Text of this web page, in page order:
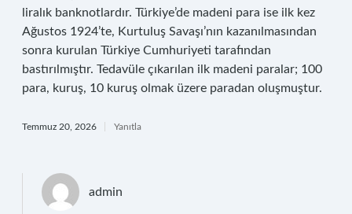
liralık banknotlardır. Türkiye’de madeni para ise ilk kez
Ağustos 1924’te, Kurtuluş Savaşı’nın kazanılmasından
sonra kurulan Türkiye Cumhuriyeti tarafından
bastırılmıştır. Tedavüle çıkarılan ilk madeni paralar; 100
para, kuruş, 10 kuruş olmak üzere paradan oluşmuştur.
Temmuz 20, 2026 Yanıtla
admin